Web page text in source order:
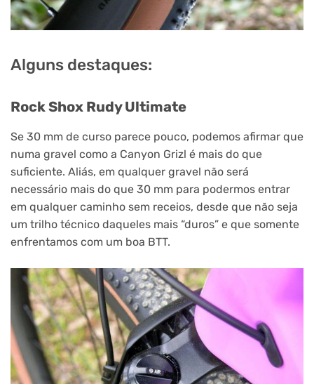
Alguns destaques:
Rock Shox Rudy Ultimate
Se 30 mm de curso parece pouco, podemos afirmar que
numa gravel como a Canyon Grizl é mais do que
suficiente. Aliás, em qualquer gravel não será
necessário mais do que 30 mm para podermos entrar
em qualquer caminho sem receios, desde que não seja
um trilho técnico daqueles mais “duros” e que somente
enfrentamos com um boa BTT.